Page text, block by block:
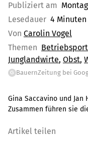
Publiziert am
Lesedauer 4 Minuten
Von Carolin Vogel
Themen
Junglandwirte Obst
G BauernZeitung bei
Gina Saccavino und
Zusammen führen sie
Artikel teilen